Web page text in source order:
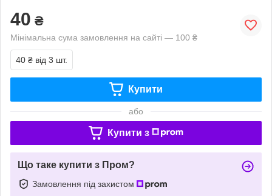
40 ₴
Мінімальна сума замовлення на сайті — 100 ₴
40 ₴ від 3 шт.
Купити
або
Купити з
Що таке купити з Пром?
Замовлення під захистом